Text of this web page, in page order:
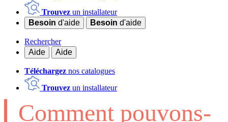
Trouvez un installateur
Besoin d'aide Besoin d'aide
Rechercher
Aide
Aide
Téléchargez nos catalogues
Trouvez un installateur
Comment pouvons-